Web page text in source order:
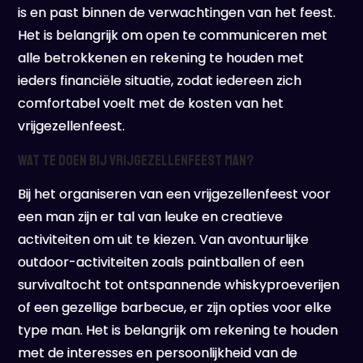
is en past binnen de verwachtingen van het feest.
Het is belangrijk om open te communiceren met
alle betrokkenen en rekening te houden met
ieders financiële situatie, zodat iedereen zich
comfortabel voelt met de kosten van het
vrijgezellenfeest.
Wat te doen bij vrijgezellenfeest man?
Bij het organiseren van een vrijgezellenfeest voor
een man zijn er tal van leuke en creatieve
activiteiten om uit te kiezen. Van avontuurlijke
outdoor-activiteiten zoals paintballen of een
survivaltocht tot ontspannende whiskyproeverijen
of een gezellige barbecue, er zijn opties voor elke
type man. Het is belangrijk om rekening te houden
met de interesses en persoonlijkheid van de